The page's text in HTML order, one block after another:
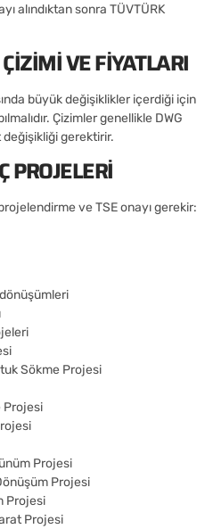
alındıktan sonra TÜVTÜRK
VE FIYATLARI
büyük değişiklikler içerdiği için
Çizimler genellikle DWG
değişikliği gerektirir.
PROJELERI
ve TSE onayı gerekir:
Sökme Projesi
Projesi
Projesi
Projesi
Projesi
Projesi